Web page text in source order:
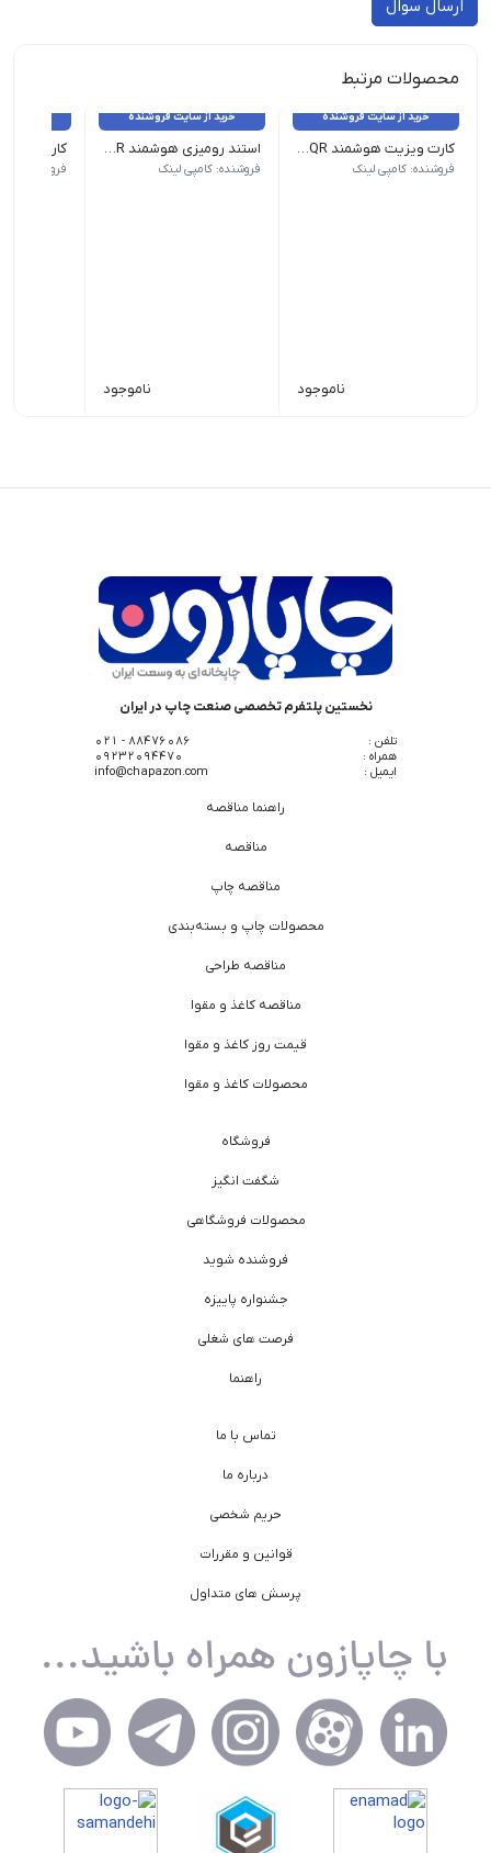
ارسال سوال
محصولات مرتبط
خرید از سایت فروشنده
کارت ویزیت هوشمند NFC - QR جنس: PVC | روکش: لمینت
فروشنده: کامپی لینک
ناموجود
خرید از سایت فروشنده
استند رومیزی هوشمند NFC - QR جنس: Pelaxi
فروشنده: کامپی لینک
ناموجود
جنس: گلاسه 300
فروشنده:
نخستین پلتفرم تخصصی صنعت چاپ در ایران
تلفن :
88476086 - 021
همراه :
09232094470
ایمیل :
info@chapazon.com
راهنما مناقصه
مناقصه
مناقصه چاپ
محصولات چاپ و بسته‌بندی
مناقصه طراحی
مناقصه کاغذ و مقوا
قیمت روز کاغذ و مقوا
محصولات کاغذ و مقوا
فروشگاه
شگفت انگیز
محصولات فروشگاهی
فروشنده شوید
جشنواره پاییزه
فرصت های شغلی
راهنما
تماس با ما
درباره ما
حریم شخصی
قوانین و مقررات
پرسش های متداول